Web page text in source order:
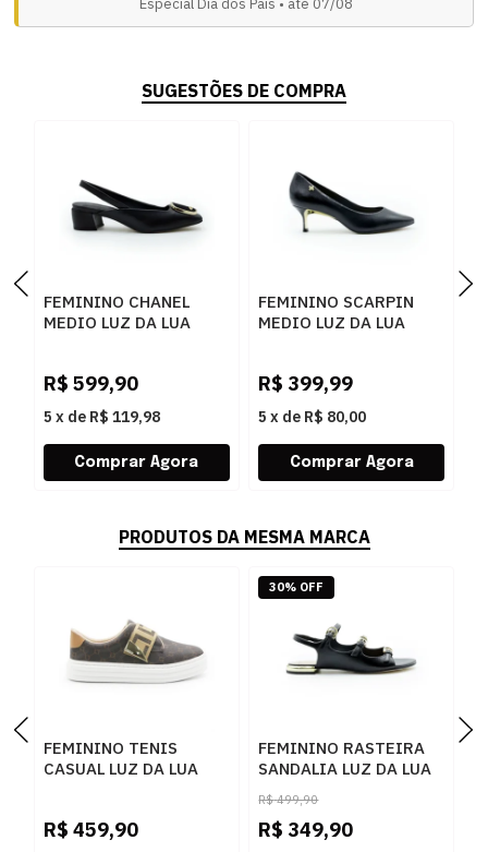
Especial Dia dos Pais • até 07/08
SUGESTÕES DE COMPRA
FEMININO CHANEL
MEDIO LUZ DA LUA
R$ 599,90
5 x de R$ 119,98
FEMININO SCARPIN
MEDIO LUZ DA LUA
R$ 399,99
5 x de R$ 80,00
PRODUTOS DA MESMA MARCA
FEMININO TENIS
CASUAL LUZ DA LUA
AMENDOA OURO
R$ 459,90
FEMININO RASTEIRA
SANDALIA LUZ DA LUA
80270037 ATACAMA
PRETO
R$ 499,90
R$ 349,90
30% OFF